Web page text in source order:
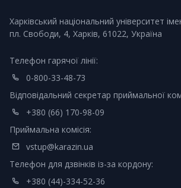
Харківський національний університет
пл. Свободи, 4, Харків, 61022, Україна
Телефон гарячої лінії:
0-800-33-48-73
Відповідальний секретар приймальної
+380 (66) 170-98-09
Приймальна комісія:
vstup@karazin.ua
Телефон для дзвінків із-за кордону:
+380 (44)-334-52-36